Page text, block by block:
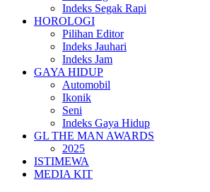
Indeks Segak Rapi
HOROLOGI
Pilihan Editor
Indeks Jauhari
Indeks Jam
GAYA HIDUP
Automobil
Ikonik
Seni
Indeks Gaya Hidup
GL THE MAN AWARDS
2025
ISTIMEWA
MEDIA KIT